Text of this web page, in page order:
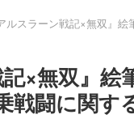
ルスラーン戦記×無双』
記×無双』
戦闘に関す